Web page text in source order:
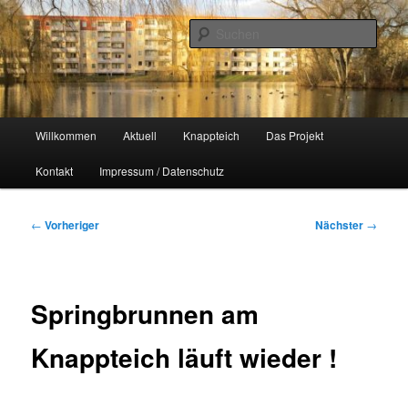
Zum
primären
Inhalt
springenUnser Knappteich
Naherholungsgebiet im Chemnitzer Yorckgebiet
Willkommen Aktuell Knappteich Das Projekt
Kontakt Impressum / Datenschutz
Beitragsnavigation
← Vorheriger Nächster →
Springbrunnen am
Knappteich läuft wieder !